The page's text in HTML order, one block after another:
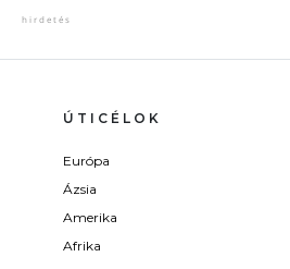
ÚTICÉLOK
Európa
Ázsia
Amerika
Afrika